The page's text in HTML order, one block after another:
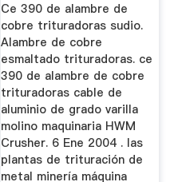
Ce 390 de alambre de
cobre trituradoras sudio.
Alambre de cobre
esmaltado trituradoras. ce
390 de alambre de cobre
trituradoras cable de
aluminio de grado varilla
molino maquinaria HWM
Crusher. 6 Ene 2004 . las
plantas de trituración de
metal minería máquina